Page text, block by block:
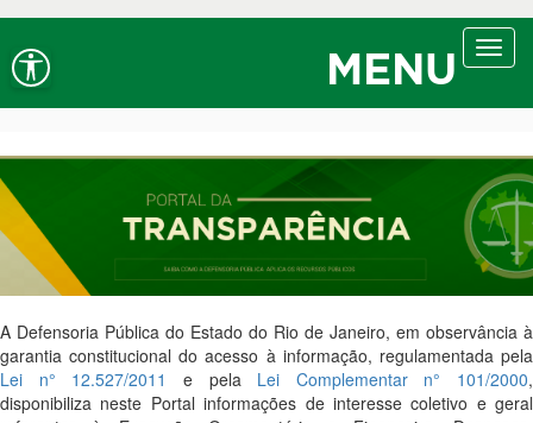
Ir ao conteúdo Alt+1 Ir ao menu Alt+2 Ir à busca Alt+3
A-Diminuir fonte MENU
A Defensoria Pública do Estado do Rio de Janeiro, em observância à
garantia constitucional do acesso à informação, regulamentada pela
Lei n° 12.527/2011
e pela Lei Complementar n° 101/2000,
disponibiliza neste Portal informações de interesse coletivo e geral